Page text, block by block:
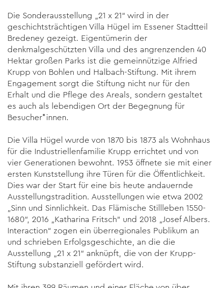
Die Sonderausstellung „21 x 21“ wird in der
geschichtsträchtigen Villa Hügel im Essener Stadtteil
Bredeney gezeigt. Eigentümerin der
denkmalgeschützten Villa und des angrenzenden 40
Hektar großen Parks ist die gemeinnützige Alfried
Krupp von Bohlen und Halbach-Stiftung. Mit ihrem
Engagement sorgt die Stiftung nicht nur für den
Erhalt und die Pflege des Areals, sondern gestaltet
es auch als lebendigen Ort der Begegnung für
Besucher*innen.
Die Villa Hügel wurde von 1870 bis 1873 als Wohnhaus
für die Industriellenfamilie Krupp errichtet und von
vier Generationen bewohnt. 1953 öffnete sie mit einer
ersten Kunststellung ihre Türen für die Öffentlichkeit.
Dies war der Start für eine bis heute andauernde
Ausstellungstradition. Ausstellungen wie etwa 2002
„Sinn und Sinnlichkeit. Das Flämische Stillleben 1550-
1680“, 2016 „Katharina Fritsch“ und 2018 „Josef Albers.
Interaction“ zogen ein überregionales Publikum an
und schrieben Erfolgsgeschichte, an die die
Ausstellung „21 x 21“ anknüpft, die von der Krupp-
Stiftung substanziell gefördert wird.